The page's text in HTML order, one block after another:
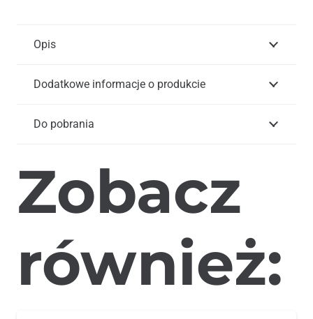
Opis
Dodatkowe informacje o produkcie
Do pobrania
Zobacz
również: